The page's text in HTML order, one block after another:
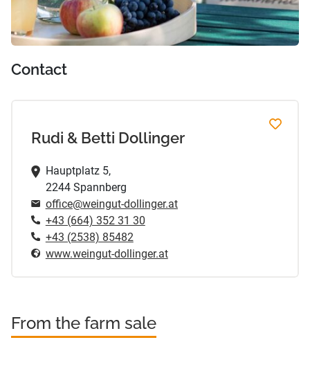
Contact
Rudi & Betti Dollinger
Hauptplatz 5,
2244 Spannberg
office@weingut-dollinger.at
+43 (664) 352 31 30
+43 (2538) 85482
www.weingut-dollinger.at
From the farm sale